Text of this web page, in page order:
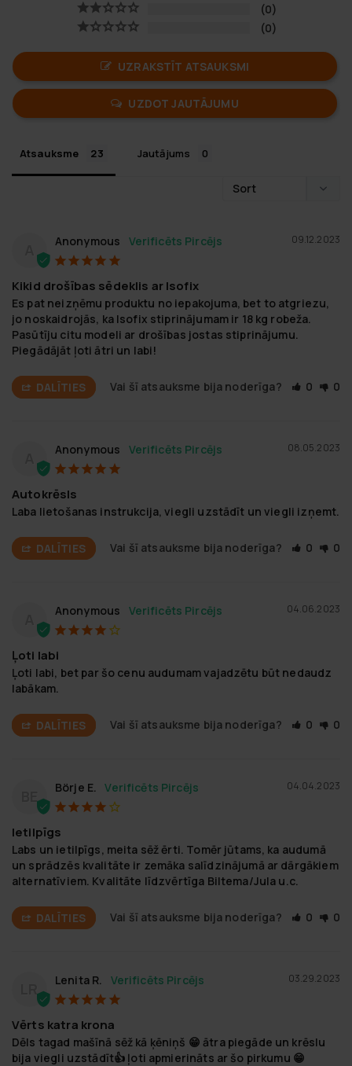
0
0
UZRAKSTĪT ATSAUKSMI
UZDOT JAUTĀJUMU
Atsauksme Jautājums
09.12.2023
Anonymous
Kikid drošības sēdeklis ar Isofix
Es pat neizņēmu produktu no iepakojuma, bet to atgriezu,
jo noskaidrojās, ka Isofix stiprinājumam ir 18 kg robeža.
Pasūtīju citu modeli ar drošības jostas stiprinājumu.
Piegādājāt ļoti ātri un labi!
DALĪTIES Vai šī atsauksme bija noderīga? 0 0
08.05.2023
Anonymous
Autokrēsls
Laba lietošanas instrukcija, viegli uzstādīt un viegli izņemt.
DALĪTIES Vai šī atsauksme bija noderīga? 0 0
04.06.2023
Anonymous
Ļoti labi
Ļoti labi, bet par šo cenu audumam vajadzētu būt nedaudz
labākam.
DALĪTIES Vai šī atsauksme bija noderīga? 0 0
04.04.2023
Börje E.
Ietilpīgs
Labs un ietilpīgs, meita sēž ērti. Tomēr jūtams, ka audumā
un sprādzēs kvalitāte ir zemāka salīdzinājumā ar dārgākiem
alternatīviem. Kvalitāte līdzvērtīga Biltema/Jula u.c.
DALĪTIES Vai šī atsauksme bija noderīga? 0 0
03.29.2023
Lenita R.
Vērts katra krona
Dēls tagad mašīnā sēž kā ķēniņš 😁 ātra piegāde un krēslu
bija viegli uzstādīt👍 ļoti apmierināts ar šo pirkumu 😁